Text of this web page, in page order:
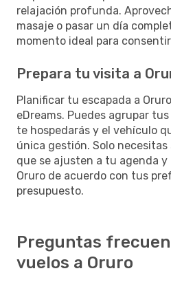
relajación profunda.
masaje o pasar un día
momento ideal para
Prepara tu visita a
Planificar tu escapada a
eDreams. Puedes agrupar
te hospedarás y el vehículo
única gestión. Solo
que se ajusten a tu agenda
Oruro de acuerdo con tus
presupuesto.
Preguntas
vuelos a Oruro